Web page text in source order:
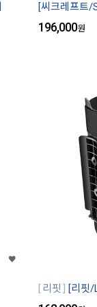
[씨크레프트/
196,000원
리핏 [리핏/